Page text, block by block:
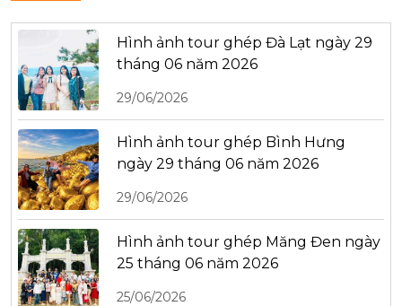
Hình ảnh tour ghép Đà Lạt ngày 29
tháng 06 năm 2026
29/06/2026
Hình ảnh tour ghép Bình Hưng
ngày 29 tháng 06 năm 2026
29/06/2026
Hình ảnh tour ghép Măng Đen ngày
25 tháng 06 năm 2026
25/06/2026